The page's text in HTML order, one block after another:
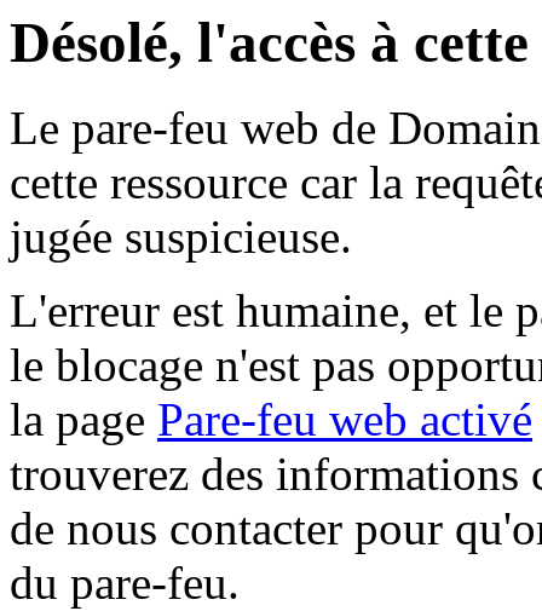
Désolé, l'accès à
Le pare-feu web de
cette ressource car la
jugée suspicieuse.
L'erreur est humaine, et le
le blocage n'est pas
la page Pare-feu web activé
trouverez des informations
de nous contacter pour
du pare-feu.